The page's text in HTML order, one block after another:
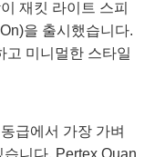
재킷 라이트 스피
을 출시했습니다.
고 미니멀한 스타일
급에서 가장 가벼
니다. Pertex Quan